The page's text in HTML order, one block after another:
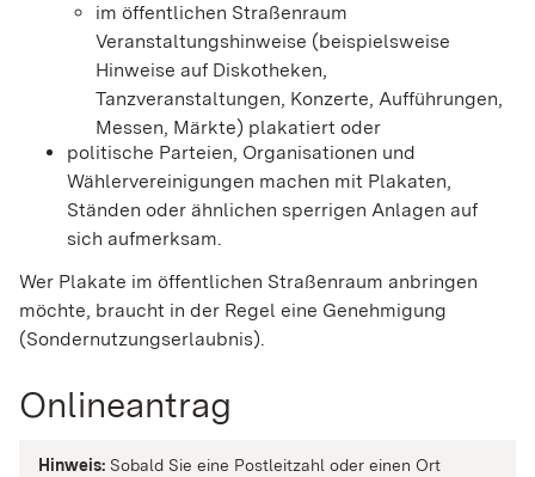
im öffentlichen Straßenraum
Veranstaltungshinweise (beispielsweise
Hinweise auf Diskotheken,
Tanzveranstaltungen, Konzerte, Aufführungen,
Messen, Märkte) plakatiert oder
politische Parteien, Organisationen und
Wählervereinigungen machen mit Plakaten,
Ständen oder ähnlichen sperrigen Anlagen auf
sich aufmerksam.
Wer Plakate im öffentlichen Straßenraum anbringen
möchte, braucht in der Regel eine Genehmigung
(Sondernutzungserlaubnis).
Onlineantrag
Hinweis: Sobald Sie eine Postleitzahl oder einen Ort